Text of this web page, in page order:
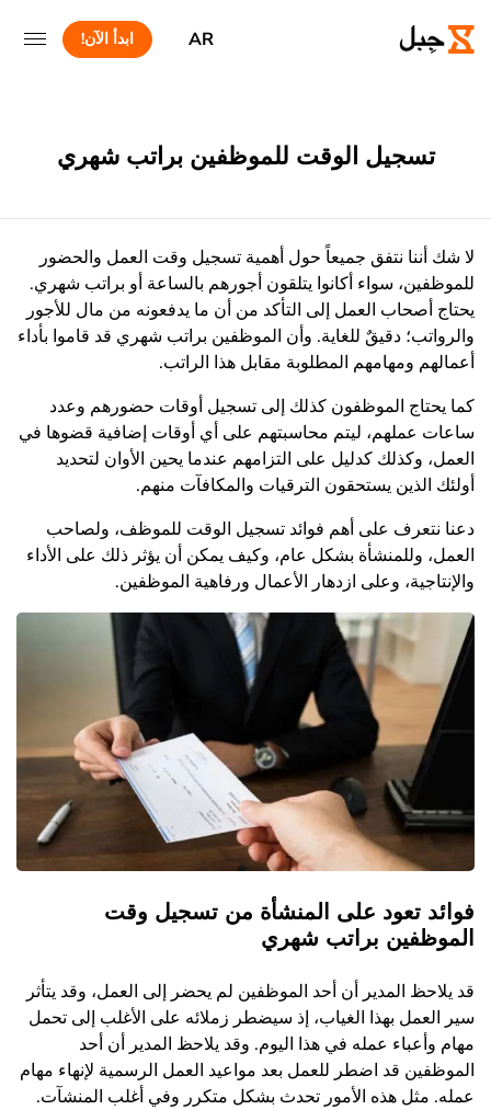
AR ابدأ الآن!
تسجيل الوقت للموظفين براتب شهري
لا شك أننا نتفق جميعاً حول أهمية تسجيل وقت العمل والحضور
للموظفين، سواء أكانوا يتلقون أجورهم بالساعة أو براتب شهري.
يحتاج أصحاب العمل إلى التأكد من أن ما يدفعونه من مال للأجور
والرواتب؛ دقيقٌ للغاية. وأن الموظفين براتب شهري قد قاموا بأداء
أعمالهم ومهامهم المطلوبة مقابل هذا الراتب.
كما يحتاج الموظفون كذلك إلى تسجيل أوقات حضورهم وعدد
ساعات عملهم، ليتم محاسبتهم على أي أوقات إضافية قضوها في
العمل، وكذلك كدليل على التزامهم عندما يحين الأوان لتحديد
أولئك الذين يستحقون الترقيات والمكافآت منهم.
دعنا نتعرف على أهم فوائد تسجيل الوقت للموظف، ولصاحب
العمل، وللمنشأة بشكل عام، وكيف يمكن أن يؤثر ذلك على الأداء
والإنتاجية، وعلى ازدهار الأعمال ورفاهية الموظفين.
فوائد تعود على المنشأة من تسجيل وقت
الموظفين براتب شهري
قد يلاحظ المدير أن أحد الموظفين لم يحضر إلى العمل، وقد يتأثر
سير العمل بهذا الغياب، إذ سيضطر زملائه على الأغلب إلى تحمل
مهام وأعباء عمله في هذا اليوم. وقد يلاحظ المدير أن أحد
الموظفين قد اضطر للعمل بعد مواعيد العمل الرسمية لإنهاء مهام
عمله. مثل هذه الأمور تحدث بشكل متكرر وفي أغلب المنشآت.